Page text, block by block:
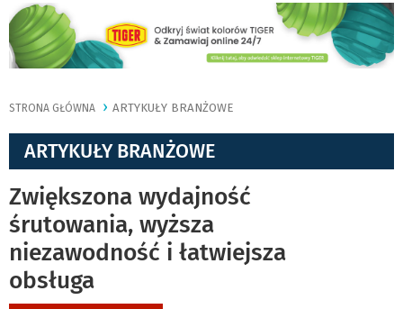
STRONA GŁÓWNA ARTYKUŁY BRANŻOWE
ARTYKUŁY BRANŻOWE
Zwiększona wydajność
śrutowania, wyższa
niezawodność i łatwiejsza
obsługa